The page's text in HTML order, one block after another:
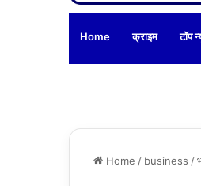
Home क्राइम टॉप
Home / business /